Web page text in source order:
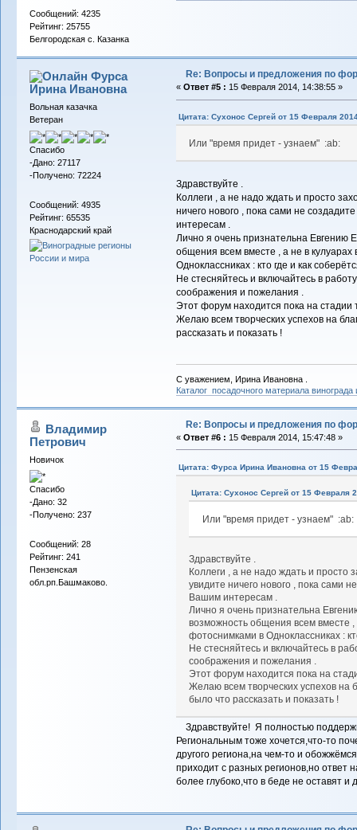
Сообщений: 4235
Рейтинг: 25755
Белгородская с. Казанка
Фурса
Ирина Ивановна
Вольная казачка
Ветеран
Спасибо
-Дано: 27117
-Получено: 72224
Сообщений: 4935
Рейтинг: 65535
Краснодарский край
Re: Вопросы и предложения по
« Ответ #5 : 15 Февраля 2014, 14:38:55 »
Цитата: Сухонос Сергей от 15 Февраля
Или "время придет - узнаем" :ab:
Здравствуйте .
Коллеги , а не надо ждать и просто
ничего нового , пока сами не
интересам .
Лично я очень признательна Евгению
общения всем вместе , а не в
Одноклассниках : кто где и как
Не стесняйтесь и включайтесь в
соображения и пожелания .
Этот форум находится пока на стадии
Желаю всем творческих успехов на
рассказать и показать !
С уважением, Ирина Ивановна .
Каталог посадочного материала
Владимир
Петрович
Новичок
Спасибо
-Дано: 32
-Получено: 237
Сообщений: 28
Рейтинг: 241
Пензенская
обл.рп.Башмаково.
Re: Вопросы и предложения по
« Ответ #6 : 15 Февраля 2014, 15:47:48 »
Цитата: Фурса Ирина Ивановна от 15
Цитата: Сухонос Сергей от 15 Февраля
Или "время придет - узнаем" :ab:
Здравствуйте .
Коллеги , а не надо ждать и просто
увидите ничего нового , пока сами
Вашим интересам .
Лично я очень признательна
возможность общения всем вместе
фотоснимками в Одноклассниках :
Не стесняйтесь и включайтесь в
соображения и пожелания .
Этот форум находится пока на
Желаю всем творческих успехов на
было что рассказать и показать !
Здравствуйте! Я полностью
Региональным тоже хочется,что-то
другого региона,на чем-то и
приходит с разных регионов,но ответ
более глубоко,что в беде не оставят и